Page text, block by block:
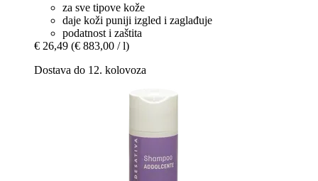
za sve tipove kože
daje koži puniji izgled i zaglađuje
podatnost i zaštita
€ 26,49 (€ 883,00 / l)
Dostava do 12. kolovoza